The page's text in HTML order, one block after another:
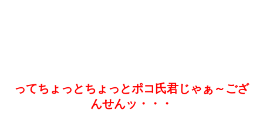
ってちょっとちょっとポコ氏君じゃぁ～ござ
んせんッ・・・